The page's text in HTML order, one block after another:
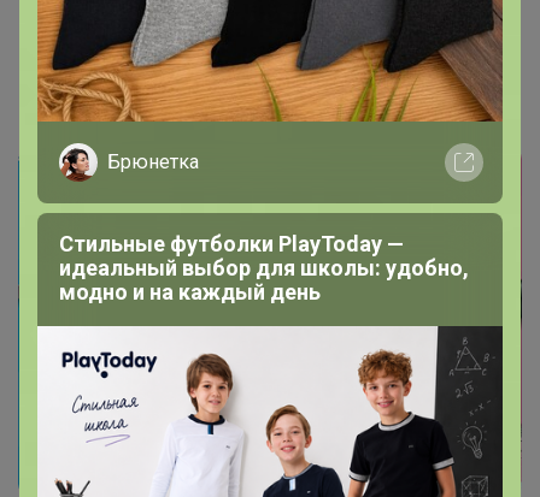
СИМА-LAND. Канцелярия
Брюнетка
Стильные футболки PlayToday —
идеальный выбор для школы: удобно,
модно и на каждый день